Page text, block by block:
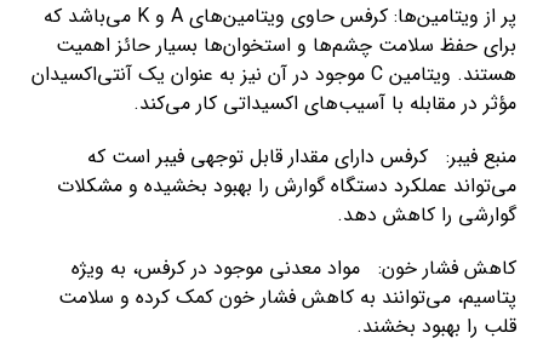
پر از ویتامین‌ها: کرفس حاوی ویتامین‌های A و K می‌باشد که
برای حفظ سلامت چشم‌ها و استخوان‌ها بسیار حائز اهمیت
هستند. ویتامین C موجود در آن نیز به عنوان یک آنتی‌اکسیدان
مؤثر در مقابله با آسیب‌های اکسیداتی کار می‌کند.
منبع فیبر: کرفس دارای مقدار قابل توجهی فیبر است که
می‌تواند عملکرد دستگاه گوارش را بهبود بخشیده و مشکلات
گوارشی را کاهش دهد.
کاهش فشار خون: مواد معدنی موجود در کرفس، به ویژه
پتاسیم، می‌توانند به کاهش فشار خون کمک کرده و سلامت
قلب را بهبود بخشند.